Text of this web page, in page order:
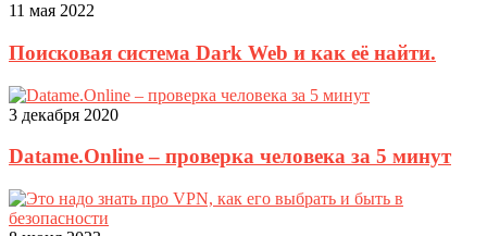
11 мая 2022
Поисковая система Dark Web и как её найти.
3 декабря 2020
Datame.Online – проверка человека за 5 минут